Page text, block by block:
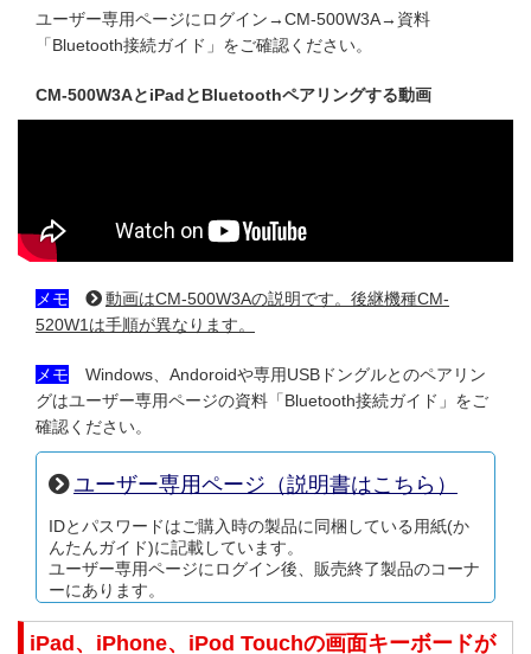
ユーザー専用ページにログイン→CM-500W3A→資料
「Bluetooth接続ガイド」をご確認ください。
CM-500W3AとiPadとBluetoothペアリングする動画
メモ
動画はCM-500W3Aの説明です。後継機種CM-
520W1は手順が異なります。
メモ Windows、Andoroidや専用USBドングルとのペアリン
グはユーザー専用ページの資料「Bluetooth接続ガイド」をご
確認ください。
ユーザー専用ページ（説明書はこちら）
IDとパスワードはご購入時の製品に同梱している用紙(か
んたんガイド)に記載しています。
ユーザー専用ページにログイン後、販売終了製品のコーナ
ーにあります。
iPad、iPhone、iPod Touchの画面キーボードが